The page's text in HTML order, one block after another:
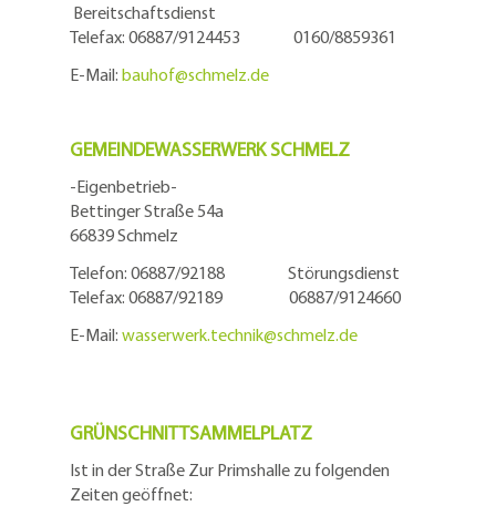
Bereitschaftsdienst
Telefax: 06887/9124453 0160/8859361
E-Mail: bauhof@schmelz.de
GEMEINDEWASSERWERK SCHMELZ
-Eigenbetrieb-
Bettinger Straße 54a
66839 Schmelz
Telefon: 06887/92188 Störungsdienst
Telefax: 06887/92189 06887/9124660
E-Mail: wasserwerk.technik@schmelz.de
GRÜNSCHNITTSAMMELPLATZ
Ist in der Straße Zur Primshalle zu folgenden
Zeiten geöffnet: